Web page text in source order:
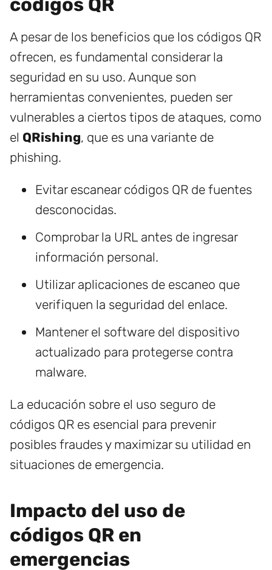
códigos QR
A pesar de los beneficios que los códigos QR
ofrecen, es fundamental considerar la
seguridad en su uso. Aunque son
herramientas convenientes, pueden ser
vulnerables a ciertos tipos de ataques, como
el QRishing, que es una variante de
phishing.
Evitar escanear códigos QR de fuentes
desconocidas.
Comprobar la URL antes de ingresar
información personal.
Utilizar aplicaciones de escaneo que
verifiquen la seguridad del enlace.
Mantener el software del dispositivo
actualizado para protegerse contra
malware.
La educación sobre el uso seguro de
códigos QR es esencial para prevenir
posibles fraudes y maximizar su utilidad en
situaciones de emergencia.
Impacto del uso de
códigos QR en
emergencias